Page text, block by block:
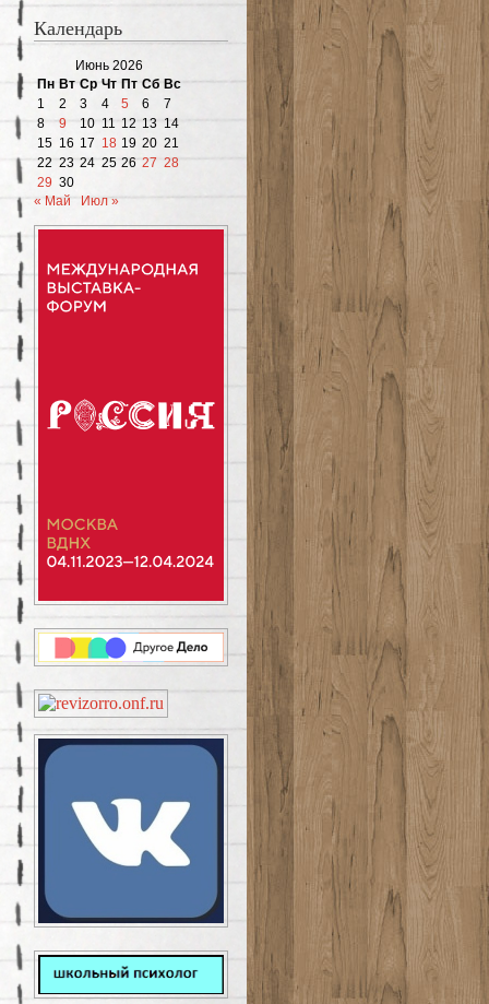
Календарь
Июнь 2026
Пн Вт Ср Чт Пт Сб Вс
1
2 3 4 5 6
7
8
9 10 11 12 13 14
15 16 17 18 19 20 21
22 23 24 25 26 27 28
29 30
« Май
Июл »